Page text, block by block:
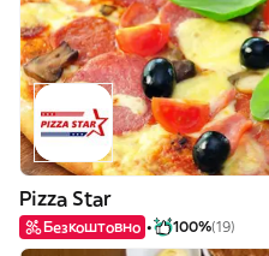
Pizza Star
Безкоштовно 100%(19)